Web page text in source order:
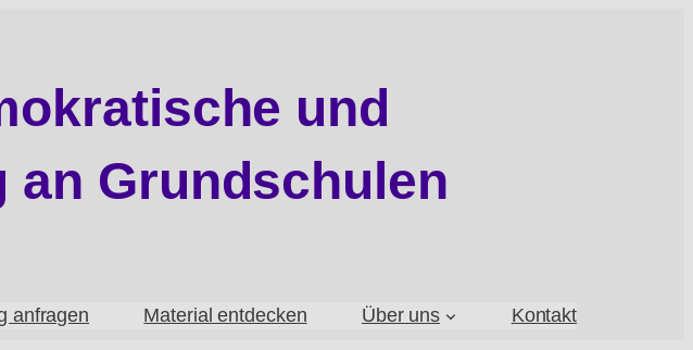
und
Grundschulen
anfragen Material entdecken Über uns Kontakt